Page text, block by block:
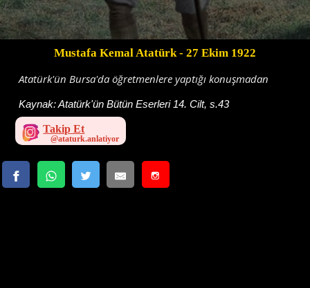
Mustafa Kemal Atatürk- 27 Ekim 1922
Atatürk'ün Bursa'da öğretmenlere yaptığı konuşmadan
Kaynak:Atatürk'ün Bütün Eserleri 14. Cilt, s.43
Takip Et